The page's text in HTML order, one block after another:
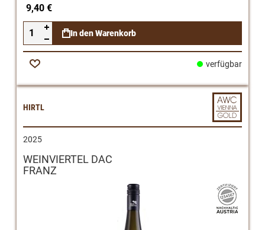
9,40 €
In den Warenkorb
Zur
verfügbar
HIRTL
2025
WEINVIERTEL DAC
FRANZ